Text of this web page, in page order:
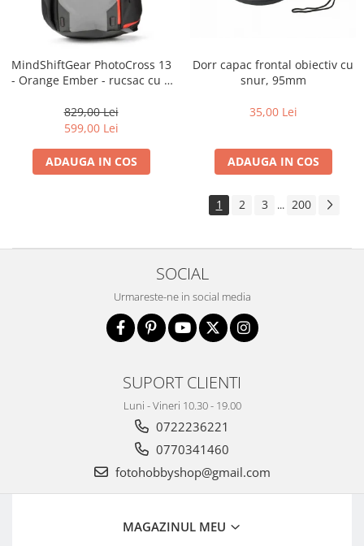
MindShiftGear PhotoCross 13
- Orange Ember - rucsac cu o
829,00 Lei
599,00 Lei
ADAUGA IN COS
Dorr capac frontal obiectiv cu
snur, 95mm
35,00 Lei
ADAUGA IN COS
1 2 3 ... 200
SOCIAL
Urmareste-ne in social media
SUPORT CLIENTI
Luni - Vineri 10.30 - 19.00
0722236221
0770341460
fotohobbyshop@gmail.com
MAGAZINUL MEU